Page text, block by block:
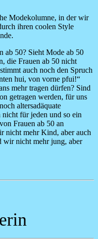
Modekolumne, in der wir
ihren coolen Style
ab 50? Sieht Mode ab 50
die Frauen ab 50 nicht
auch noch den Spruch
hui, von vorne pfui!“
mehr tragen dürfen? Sind
getragen werden, für uns
altersadäquate
für jeden und so ein
Frauen ab 50 an
nicht mehr Kind, aber auch
wir nicht mehr jung, aber